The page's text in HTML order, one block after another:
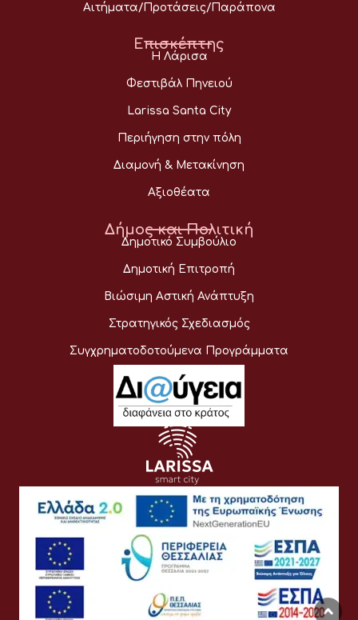
Αιτήματα/Προτάσεις/Παράπονα
Επισκέπτης
Η Λάρισα
Φεστιβάλ Πηνειού
Larissa Santa City
Περιήγηση στην πόλη
Διαμονή & Μετακίνηση
Αξιοθέατα
Δήμος και Πολιτική
Δημοτικό Συμβούλιο
Δημοτική Επιτροπή
Βιώσιμη Αστική Ανάπτυξη
Στρατηγικός Σχεδιασμός
Συγχρηματοδοτούμενα Προγράμματα